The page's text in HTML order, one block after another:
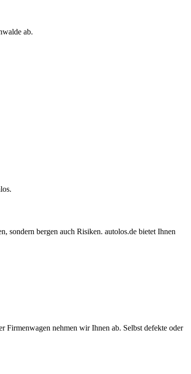
ab.
sondern bergen auch Risiken. autolos.de bietet Ihnen
nehmen wir Ihnen ab. Selbst defekte oder